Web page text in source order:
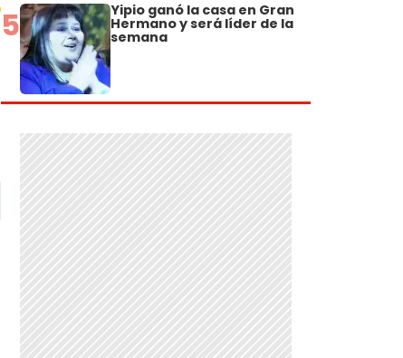
5 Yipio ganó la casa en Gran
Hermano y será líder de la
semana